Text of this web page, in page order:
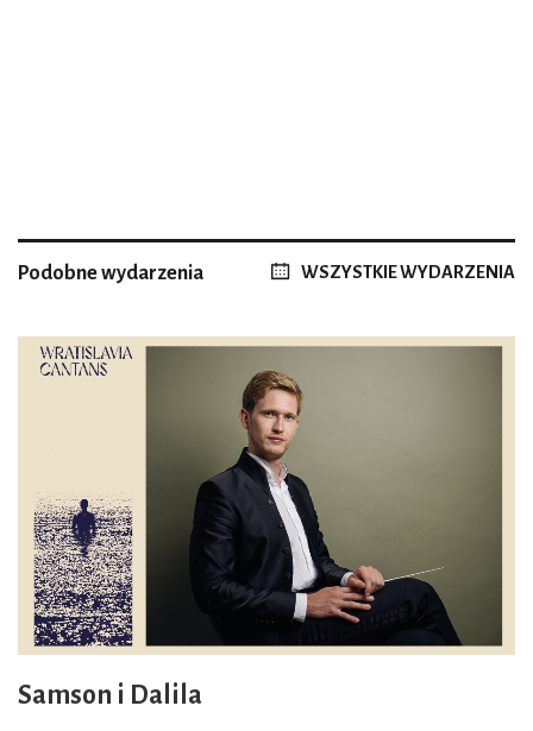
Podobne wydarzenia WSZYSTKIE WYDARZENIA
Samson i Dalila